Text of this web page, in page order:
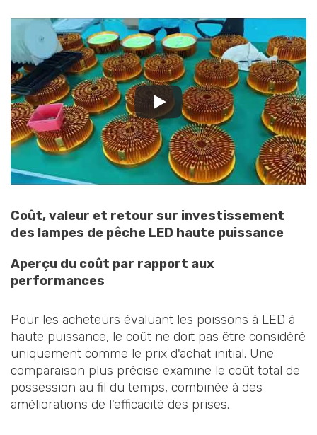
Coût, valeur et retour sur investissement
des lampes de pêche LED haute puissance
Aperçu du coût par rapport aux
performances
Pour les acheteurs évaluant les poissons à LED à
haute puissance, le coût ne doit pas être considéré
uniquement comme le prix d'achat initial. Une
comparaison plus précise examine le coût total de
possession au fil du temps, combinée à des
améliorations de l'efficacité des prises.